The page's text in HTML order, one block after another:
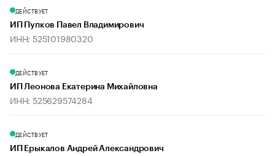
ДЕЙСТВУЕТ
ИП Пупков Павел Владимирович
ИНН: 525101980320
ДЕЙСТВУЕТ
ИП Леонова Екатерина Михайловна
ИНН: 525629574284
ДЕЙСТВУЕТ
ИП Ерыкалов Андрей Александрович